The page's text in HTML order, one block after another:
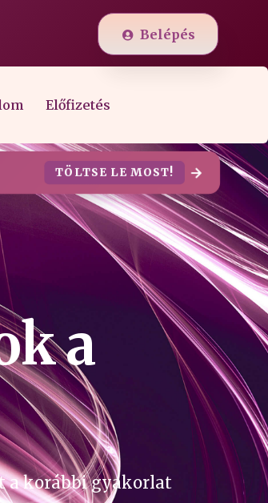
Belépés
Előfizetés
TÖLTSE LE MOST!
a
a korábbi gyakorlat